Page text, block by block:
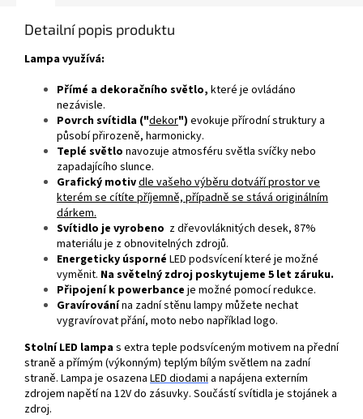
Detailní popis produktu
Lampa využívá:
Přímé a dekoračního světlo, které je ovládáno
nezávisle.
Povrch svítidla ("dekor") evokuje přírodní struktury a
působí přirozeně, harmonicky.
Teplé světlo navozuje atmosféru světla svíčky nebo
zapadajícího slunce.
Grafický motivdle vašeho výběru dotváří prostor ve
kterém se cítíte příjemně, případně se stává originálním
dárkem.
Svítidlo je vyrobeno z dřevovláknitých desek, 87%
materiálu je z obnovitelných zdrojů.
Energeticky úsporné LED podsvícení které je možné
vyměnit. Na světelný zdroj poskytujeme 5 let záruku.
Připojení k powerbance je možné pomocí redukce.
Gravírovánína zadní stěnu lampy můžete nechat
vygravírovat přání, moto nebo například logo.
Stolní LED lampas extra teple podsvíceným motivem na přední
straně a přímým (výkonným) teplým bílým světlem na zadní
straně. Lampa je osazena LEDdiodami a napájena externím
zdrojem napětí na 12V do zásuvky. Součástí svítidla je stojánek a
zdroj.